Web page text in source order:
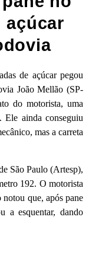
açúcar
de açúcar pegou
João Mellão (SP-
do motorista, uma
Ele ainda conseguiu
mas a carreta
São Paulo (Artesp),
192. O motorista
que, após pane
a esquentar, dando